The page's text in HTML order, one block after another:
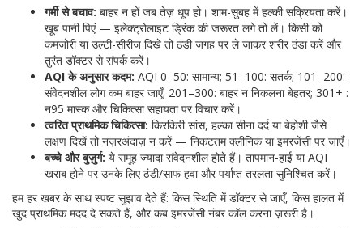
गर्मी से बचाव: बाहर न हों जब तेज़ धूप हो। शाम-सुबह में हल्की सक्रियता करें।
खूब पानी पिएं — इलेक्ट्रोलाइट ड्रिंक की जरूरत लगे तो लें। किसी को
कमजोरी या उल्टी-सीरीज दिखे तो ठंडी जगह पर ले जाकर शरीर ठंडा करें और
तुरंत डॉक्टर से संपर्क करें।
AQI के अनुसार कदम: AQI 0–50: सामान्य; 51–100: सतर्क; 101–200:
संवेदनशील लोग कम बाहर जाएँ; 201–300: बाहर न निकलना बेहतर; 301+ :
न95 मास्क और चिकित्सा सहायता पर विचार करें।
त्वरित प्राथमिक चिकित्सा: किरकिरी सांस, हल्का सीना दर्द या बेहोशी जैसे
लक्षण दिखें तो नज़रअंदाज़ न करें — निकटतम क्लीनिक या इमरजेंसी पर जाएँ।
बच्चे और बुज़ुर्ग: ये समूह ज्यादा संवेदनशील होते हैं। तापमान-हाई या AQI
खराब होने पर उनके लिए ठंडी/साफ हवा और पर्याप्त तरलता सुनिश्चित करें।
हम हर खबर के साथ स्पष्ट सुझाव देते हैं: किस स्थिति में डॉक्टर से जाएँ, किस हालत में
खुद प्राथमिक मदद दे सकते हैं, और कब इमरजेंसी नंबर कॉल करना ज़रूरी है।